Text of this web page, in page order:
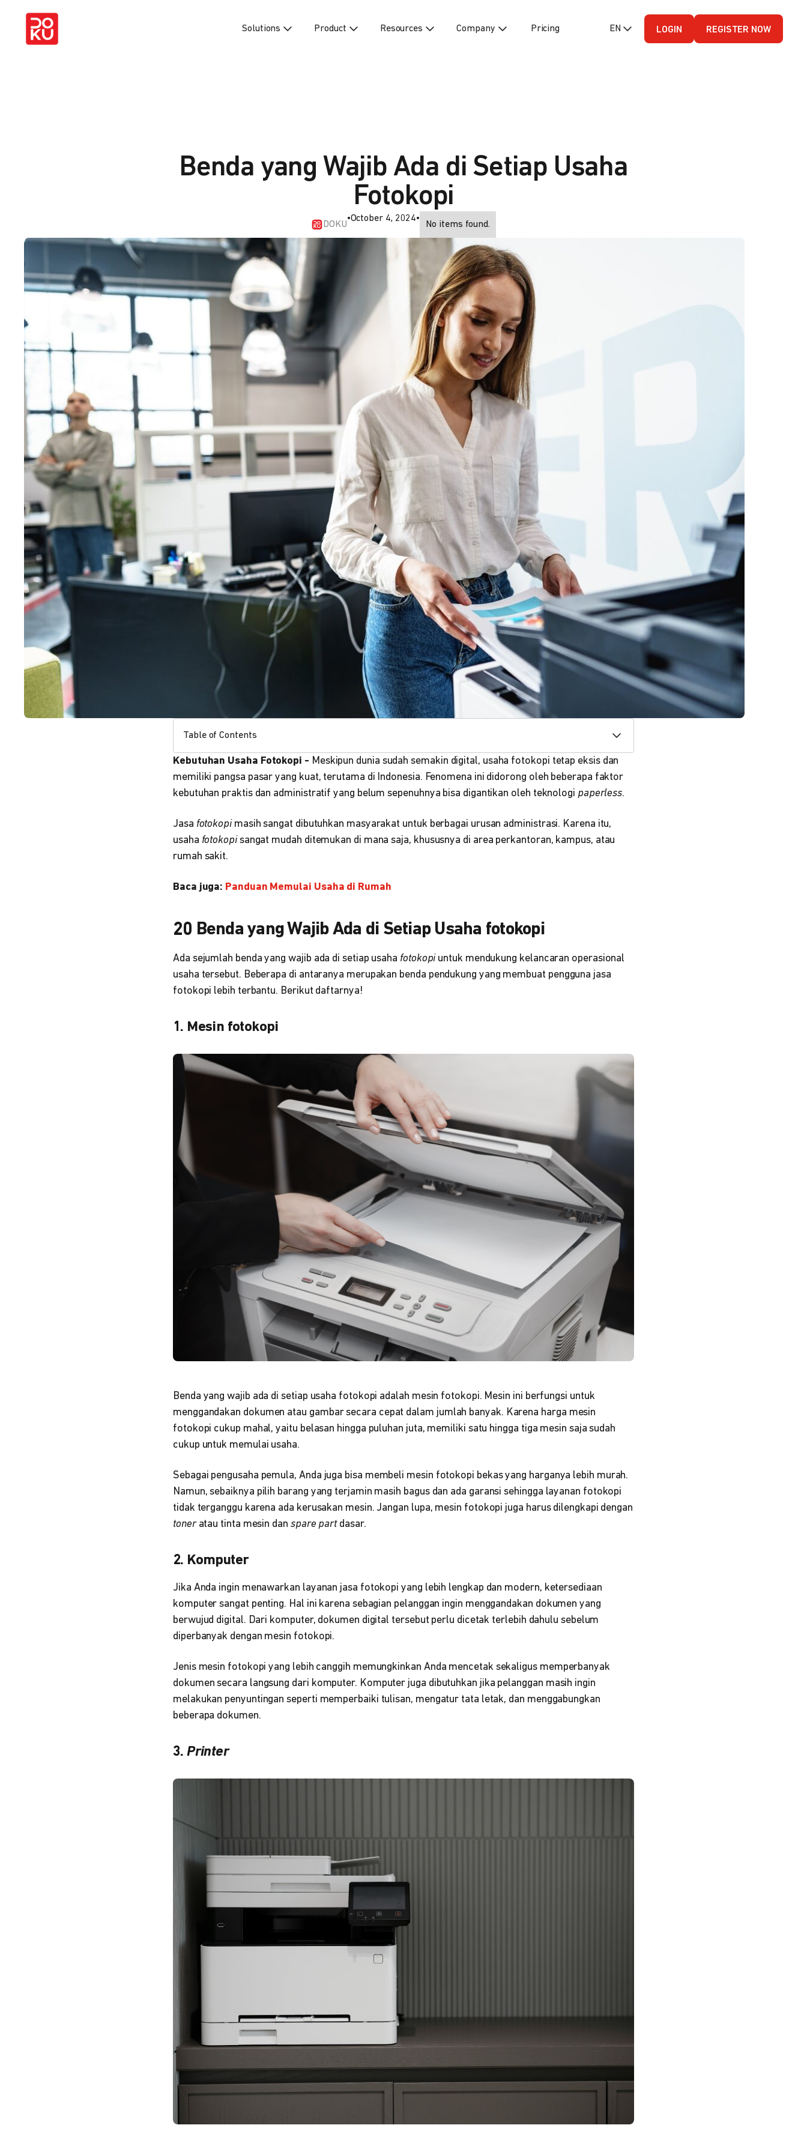
Solutions Product Resources Company Pricing EN (English - US)
LOGIN REGISTER NOW
Benda yang Wajib Ada di Setiap Usaha
Fotokopi
DOKU
•October 4, 2024•
No items found.
Table of Contents
Kebutuhan Usaha Fotokopi - Meskipun dunia sudah semakin digital, usaha fotokopi tetap eksis dan
memiliki pangsa pasar yang kuat, terutama di Indonesia. Fenomena ini didorong oleh beberapa faktor
kebutuhan praktis dan administratif yang belum sepenuhnya bisa digantikan oleh teknologi paperless.
Jasa fotokopi masih sangat dibutuhkan masyarakat untuk berbagai urusan administrasi. Karena itu,
usaha fotokopi sangat mudah ditemukan di mana saja, khususnya di area perkantoran, kampus, atau
rumah sakit.
Baca juga: Panduan Memulai Usaha di Rumah
20 Benda yang Wajib Ada di Setiap Usaha fotokopi
Ada sejumlah benda yang wajib ada di setiap usaha fotokopi untuk mendukung kelancaran operasional
usaha tersebut. Beberapa di antaranya merupakan benda pendukung yang membuat pengguna jasa
fotokopi lebih terbantu. Berikut daftarnya!
1. Mesin fotokopi
Benda yang wajib ada di setiap usaha fotokopi adalah mesin fotokopi. Mesin ini berfungsi untuk
menggandakan dokumen atau gambar secara cepat dalam jumlah banyak. Karena harga mesin
fotokopi cukup mahal, yaitu belasan hingga puluhan juta, memiliki satu hingga tiga mesin saja sudah
cukup untuk memulai usaha.
Sebagai pengusaha pemula, Anda juga bisa membeli mesin fotokopi bekas yang harganya lebih murah.
Namun, sebaiknya pilih barang yang terjamin masih bagus dan ada garansi sehingga layanan fotokopi
tidak terganggu karena ada kerusakan mesin. Jangan lupa, mesin fotokopi juga harus dilengkapi dengan
toneratau tinta mesin dan spare partdasar.
2. Komputer
Jika Anda ingin menawarkan layanan jasa fotokopi yang lebih lengkap dan modern, ketersediaan
komputer sangat penting. Hal ini karena sebagian pelanggan ingin menggandakan dokumen yang
berwujud digital. Dari komputer, dokumen digital tersebut perlu dicetak terlebih dahulu sebelum
diperbanyak dengan mesin fotokopi.
Jenis mesin fotokopi yang lebih canggih memungkinkan Anda mencetak sekaligus memperbanyak
dokumen secara langsung dari komputer. Komputer juga dibutuhkan jika pelanggan masih ingin
melakukan penyuntingan seperti memperbaiki tulisan, mengatur tata letak, dan menggabungkan
beberapa dokumen.
3.Printer